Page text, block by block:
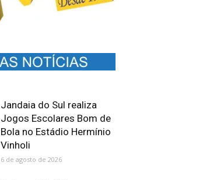
Jandaia do Sul realiza
Jogos Escolares Bom de
Bola no Estádio Hermínio
Vinholi
6 de agosto de 2026